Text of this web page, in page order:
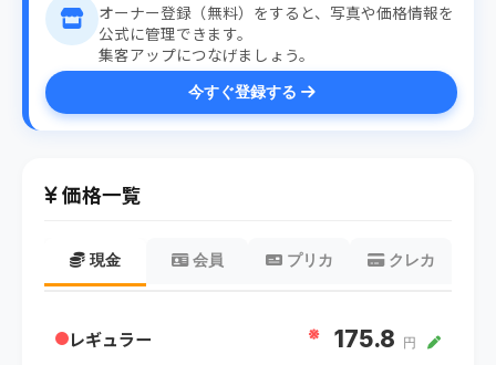
オーナー登録（無料）をすると、写真や価格情報を
公式に管理できます。
集客アップにつなげましょう。
今すぐ登録する
価格一覧
現金 会員 プリカ クレカ
レギュラー ※ 175.8 円